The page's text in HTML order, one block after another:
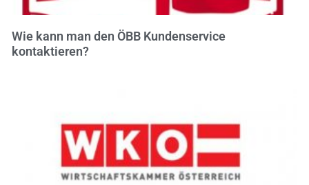
Wie kann man den ÖBB Kundenservice
kontaktieren?